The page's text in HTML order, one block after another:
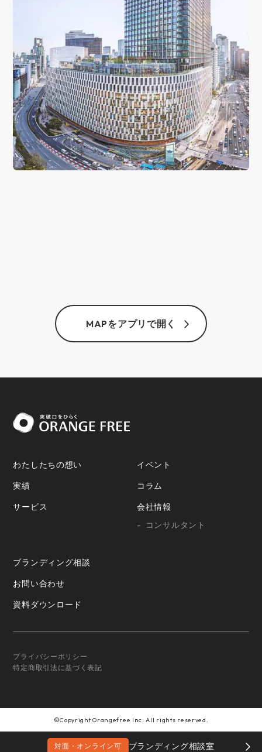
MAPをアプリで開く
わたしたちの想い
実績
サービス
イベント
コラム
会社情報
コンサルタント
ブランディング相談
お問い合わせ
資料ダウンロード
プライバシーポリシー
特定商取引法に基づく表記
©Copyright Orangefree Inc. All rights reserved.
対面・オンライン可 ブランディング相談室